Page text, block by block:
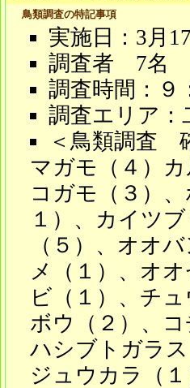
鳥類調査の特記事項
実施日：3月
調査者 7名
調査時間：９
調査エリア：
＜鳥類調査
マガモ（４）
コガモ（３）
１）、カイツ
（５）、オオ
メ（１）、オ
ビ（１）、チ
ボウ（２）、
ハシブトガラ
ジュウカラ（